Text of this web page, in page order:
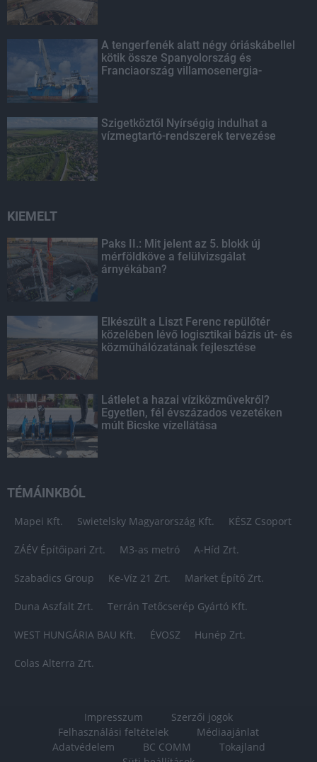
A tengerfenék alatt négy óriáskábellel
kötik össze Spanyolország és
Franciaország villamosenergia-
Szigetköztől Nyírségig indulhat a
vízmegtartó-rendszerek tervezése
KIEMELT
Paks II.: Mit jelent az 5. blokk új
mérföldköve a felülvizsgálat
árnyékában?
Elkészült a Liszt Ferenc repülőtér
közelében lévő logisztikai bázis út- és
közműhálózatának fejlesztése
Látlelet a hazai víziközművekről?
Egyetlen, fél évszázados vezetéken
múlt Bicske vízellátása
TÉMÁINKBÓL
Mapei Kft. Swietelsky Magyarország Kft. KÉSZ Csoport
ZÁÉV Építőipari Zrt. M3-as metró A-Híd Zrt.
Szabadics Group Ke-Víz 21 Zrt. Market Építő Zrt.
Duna Aszfalt Zrt. Terrán Tetőcserép Gyártó Kft.
WEST HUNGÁRIA BAU Kft. ÉVOSZ Hunép Zrt.
Colas Alterra Zrt.
Impresszum
Szerzői jogok
Felhasználási feltételek
Médiaajánlat
Adatvédelem
BC COMM
Tokajland